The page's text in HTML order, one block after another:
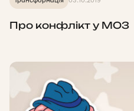
Про конфлікт у МОЗ